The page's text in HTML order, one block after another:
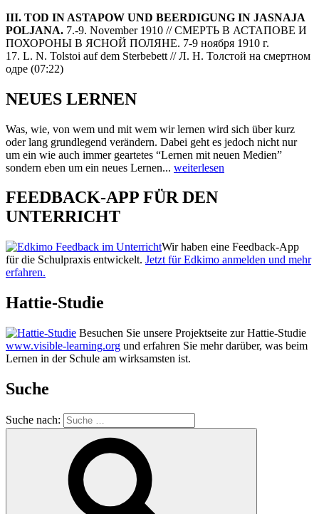
III. TOD IN ASTAPOW UND BEERDIGUNG IN JASNAJA
POLJANA. 7.-9. November 1910 // СМЕРТЬ В АСТАПОВЕ И
ПОХОРОНЫ В ЯСНОЙ ПОЛЯНЕ. 7-9 ноября 1910 г.
17. L. N. Tolstoi auf dem Sterbebett // Л. Н. Толстой на смертном
одре (07:22)
NEUES LERNEN
Was, wie, von wem und mit wem wir lernen wird sich über kurz
oder lang grundlegend verändern. Dabei geht es jedoch nicht nur
um ein wie auch immer geartetes “Lernen mit neuen Medien”
sondern eben um ein neues Lernen... weiterlesen
FEEDBACK-APP FÜR DEN
UNTERRICHT
Wir haben eine Feedback-App
für die Schulpraxis entwickelt. Jetzt für Edkimo anmelden und mehr
erfahren.
Hattie-Studie
Besuchen Sie unsere Projektseite zur Hattie-Studie
www.visible-learning.org und erfahren Sie mehr darüber, was beim
Lernen in der Schule am wirksamsten ist.
Suche
Suche nach: